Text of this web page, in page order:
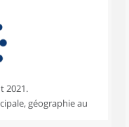
2021.
géographie au